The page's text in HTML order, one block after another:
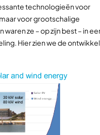
technologieën voor
voor grootschalige
ze – op zijn best – in
Hier zien we de